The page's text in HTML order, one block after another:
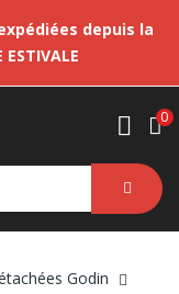
depuis la
ESTIVALE
0
Godin